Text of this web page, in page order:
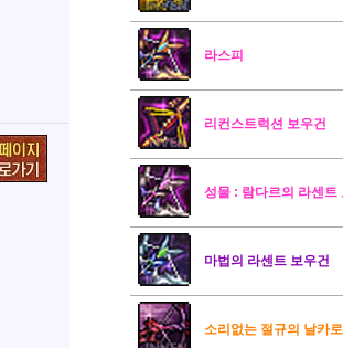
라스피
리컨스트럭션 보우건
성물 : 람다르의 라센트
마법의 라센트 보우건
소리없는 절규의 날카